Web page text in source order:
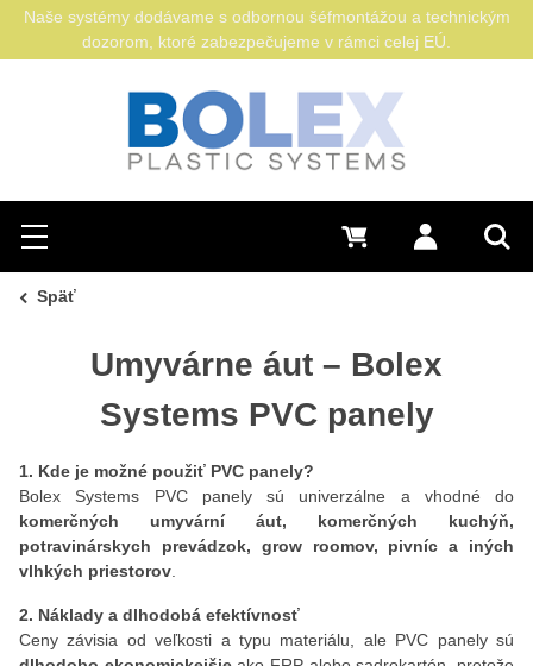
Hľadať
Menu Prihlásiť sa
0 €
Naše systémy dodávame s odbornou šéfmontážou a technickým
dozorom, ktoré zabezpečujeme v rámci celej EÚ.
Späť
Umyvárne áut – Bolex
Systems PVC panely
1. Kde je možné použiť PVC panely?
Bolex Systems PVC panely sú univerzálne a vhodné do
komerčných umyvární áut, komerčných kuchýň,
potravinárskych prevádzok, grow roomov, pivníc a iných
vlhkých priestorov
2. Náklady a dlhodobá efektívnosť
Ceny závisia od veľkosti a typu materiálu, ale PVC panely sú